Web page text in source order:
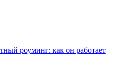
роуминг: как он работает